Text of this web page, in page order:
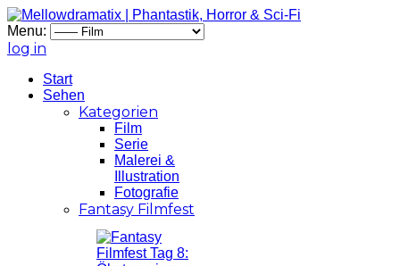
Menu:
log in
Start
Sehen
Kategorien
Film
Serie
Malerei &
Illustration
Fotografie
Fantasy Filmfest